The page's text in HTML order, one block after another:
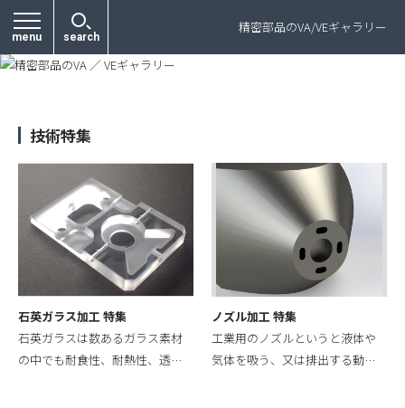
menu search
精密部品のVA/VEギャラリー
技術特集
石英ガラス加工 特集
石英ガラスは数あるガラス素材
の中でも耐食性、耐熱性、透…
ノズル加工 特集
工業用のノズルというと液体や
気体を吸う、又は排出する動…